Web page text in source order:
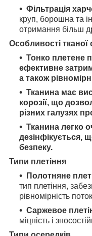
Фільтрація
круп, борошна та
отримання більш
Особливості тканої
Тонко плетене
ефективне
а також
Тканина має
корозії, що
різних галузях
Тканина легко
дезінфікується,
безпеку.
Типи плетіння
Полотняне
тип плетіння,
рівномірність
Саржевое
міцність і